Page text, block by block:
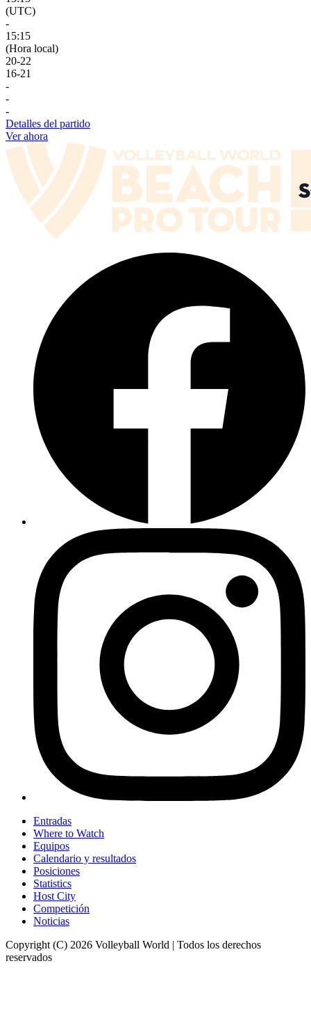
(UTC)
-
15:15
(Hora local)
20-22
16-21
-
-
-
Detalles del partido
Ver ahora
Entradas
Where to Watch
Equipos
Calendario y resultados
Posiciones
Statistics
Host City
Competición
Noticias
Copyright (C) 2026 Volleyball World | Todos los derechos
reservados